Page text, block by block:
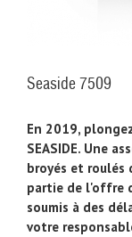
Seaside 7509
En 2019,
SEASIDE. Une
broyés et roulés
partie de l'offre
soumis à des
votre